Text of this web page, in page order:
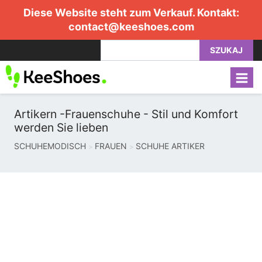
Diese Website steht zum Verkauf. Kontakt:
contact@keeshoes.com
SZUKAJ
Artikern -Frauenschuhe - Stil und Komfort
werden Sie lieben
SCHUHEMODISCH FRAUEN SCHUHE ARTIKER